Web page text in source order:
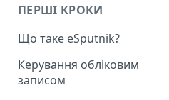
ПЕРШІ КРОКИ
Що таке eSputnik?
Початок роботи з eSputnik
Огляд основних розділів
Керування обліковим
записом